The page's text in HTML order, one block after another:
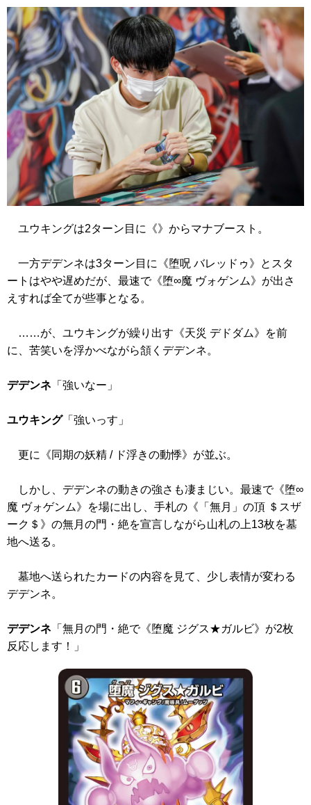
ユウキングは2ターン目に 《》 からマナブースト。
一方デデンネは3ターン目に 《堕呪 バレッドゥ》
とスタ
ートはやや遅めだが、最速で《堕∞魔 ヴォゲンム》 が出さ
えすれば全てが些事となる。
……が、ユウキングが繰り出す 《天災 デドダム》
を前
に、苦笑いを浮かべながら頷くデデンネ。
デデンネ 「強いなー」
ユウキング「強いっす」
更に 《同期の妖精 / ド浮きの動悸》 が並ぶ。
しかし、デデンネの動きの強さも凄まじい。最速で《堕∞
魔 ヴォゲンム》
を場に出し、手札の 《「無月」の頂 ＄スザ
ーク＄》 の無月の門・絶を宣言しながら山札の上13枚を墓
地へ送る。
墓地へ送られたカードの内容を見て、少し表情が変わる
デデンネ。
デデンネ 「無月の門・絶で《堕魔 ジグス★ガルビ》 が2枚
反応します！」